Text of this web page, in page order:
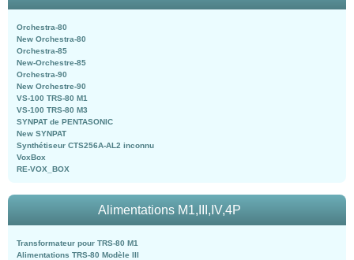
Orchestra-80
New Orchestra-80
Orchestra-85
New-Orchestre-85
Orchestra-90
New Orchestre-90
VS-100 TRS-80 M1
VS-100 TRS-80 M3
SYNPAT de PENTASONIC
New SYNPAT
Synthétiseur CTS256A-AL2 inconnu
VoxBox
RE-VOX_BOX
Alimentations M1,III,IV,4P
Transformateur pour TRS-80 M1
Alimentations TRS-80 Modèle III